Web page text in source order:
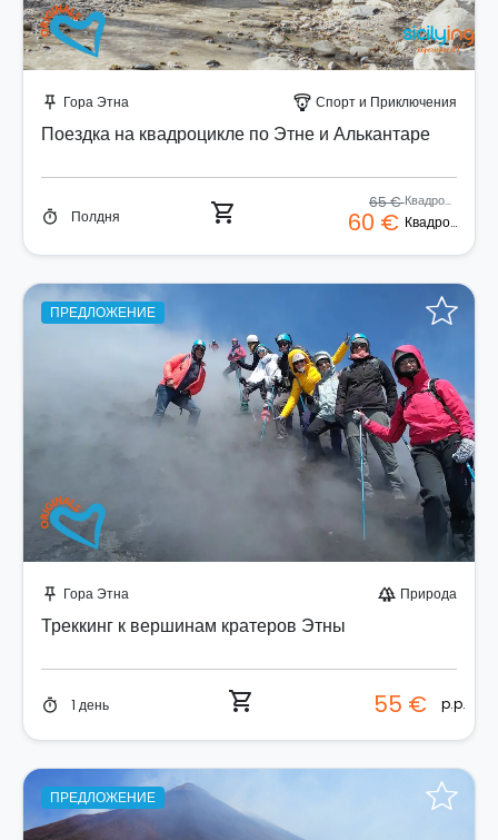
push_pin Гора Этна paragliding Спорт и Приключения
Поездка на квадроцикле по Этне и Алькантаре
timer Полдня shopping_cart 65 € Квадроцикл
60 € Квадроцикл
ПРЕДЛОЖЕНИЕ
push_pin Гора Этна forest Природа
Треккинг к вершинам кратеров Этны
timer 1 день shopping_cart 55 € p.p.
ПРЕДЛОЖЕНИЕ